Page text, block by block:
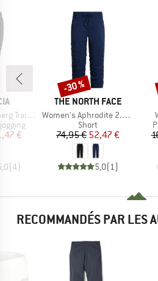
Pants
réduit
€
(4)
MARQUE
THE NORTH FACE
Article
Women's Aphrodite 2.0 Capri
Product group
Short
Prix
74,95 € Prix réduit
52,47 €
5,0(1 )
Remise
-30 %
RECOMMANDÉS PAR LES